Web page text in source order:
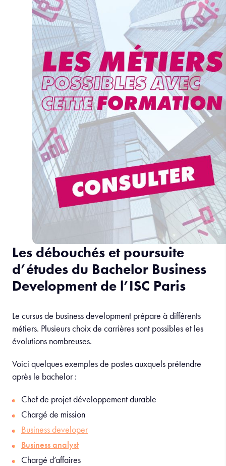
Les débouchés et poursuite
d’études du Bachelor Business
Development de l’ISC Paris
Le cursus de business development prépare à différents
métiers. Plusieurs choix de carrières sont possibles et les
évolutions nombreuses.
Voici quelques exemples de postes auxquels prétendre
après le bachelor :
Chef de projet développement durable
Chargé de mission
Business developer
Business analyst
Chargé d’affaires